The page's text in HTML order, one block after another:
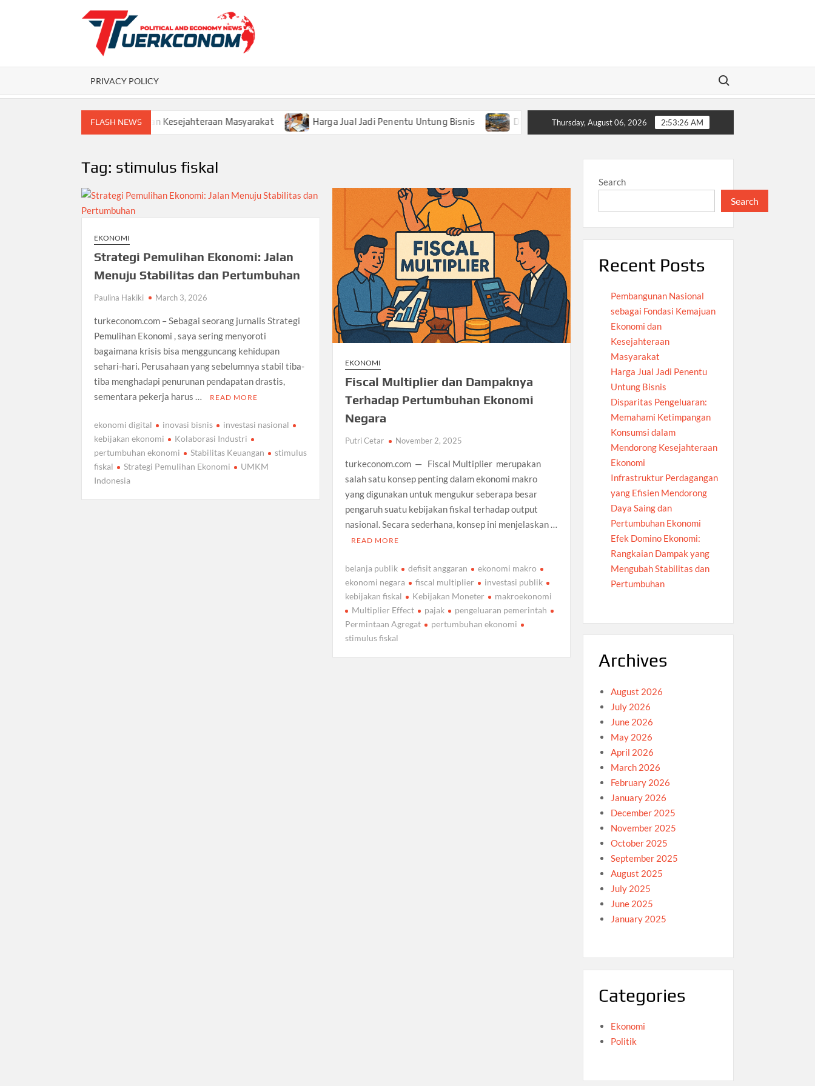
PRIVACY POLICY
Search for:
FLASH NEWS
Kemajuan Ekonomi dan Kesejahteraan Masyarakat Harga Jual Jadi Penentu Untung Bisnis Disparitas Pengeluaran: Memahami Ketimpangan Konsumsi dalam
Thursday, August 06, 2026 2:53:26 AM
Tag: stimulus fiskal
EKONOMI
Strategi Pemulihan Ekonomi: Jalan
Menuju Stabilitas dan Pertumbuhan
Paulina Hakiki March 3, 2026
turkeconom.com – Sebagai seorang jurnalis Strategi
Pemulihan Ekonomi , saya sering menyoroti
bagaimana krisis bisa mengguncang kehidupan
sehari-hari. Perusahaan yang sebelumnya stabil tiba-
tiba menghadapi penurunan pendapatan drastis,
sementara pekerja harus …
READ MORE
ekonomi digital inovasi bisnis
investasi nasional
kebijakan ekonomi
Kolaborasi Industri
pertumbuhan ekonomi
Stabilitas Keuangan
stimulus
fiskal
Strategi Pemulihan Ekonomi
UMKM
Indonesia
EKONOMI
Fiscal Multiplier dan Dampaknya
Terhadap Pertumbuhan Ekonomi
Negara
Putri Cetar November 2, 2025
turkeconom.com — Fiscal Multiplier merupakan
salah satu konsep penting dalam ekonomi makro
yang digunakan untuk mengukur seberapa besar
pengaruh suatu kebijakan fiskal terhadap output
nasional. Secara sederhana, konsep ini menjelaskan …
READ MORE
belanja publik defisit anggaran
ekonomi makro
ekonomi negara
fiscal multiplier
investasi publik
kebijakan fiskal
Kebijakan Moneter
makroekonomi
Multiplier Effect
pajak
pengeluaran pemerintah
Permintaan Agregat
pertumbuhan ekonomi
stimulus fiskal
Search
Search
Recent Posts
Pembangunan Nasional
sebagai Fondasi Kemajuan
Ekonomi dan
Kesejahteraan
Masyarakat
Harga Jual Jadi Penentu
Untung Bisnis
Disparitas Pengeluaran:
Memahami Ketimpangan
Konsumsi dalam
Mendorong Kesejahteraan
Ekonomi
Infrastruktur Perdagangan
yang Efisien Mendorong
Daya Saing dan
Pertumbuhan Ekonomi
Efek Domino Ekonomi:
Rangkaian Dampak yang
Mengubah Stabilitas dan
Pertumbuhan
Archives
August 2026
July 2026
June 2026
May 2026
April 2026
March 2026
February 2026
January 2026
December 2025
November 2025
October 2025
September 2025
August 2025
July 2025
June 2025
January 2025
Categories
Ekonomi
Politik